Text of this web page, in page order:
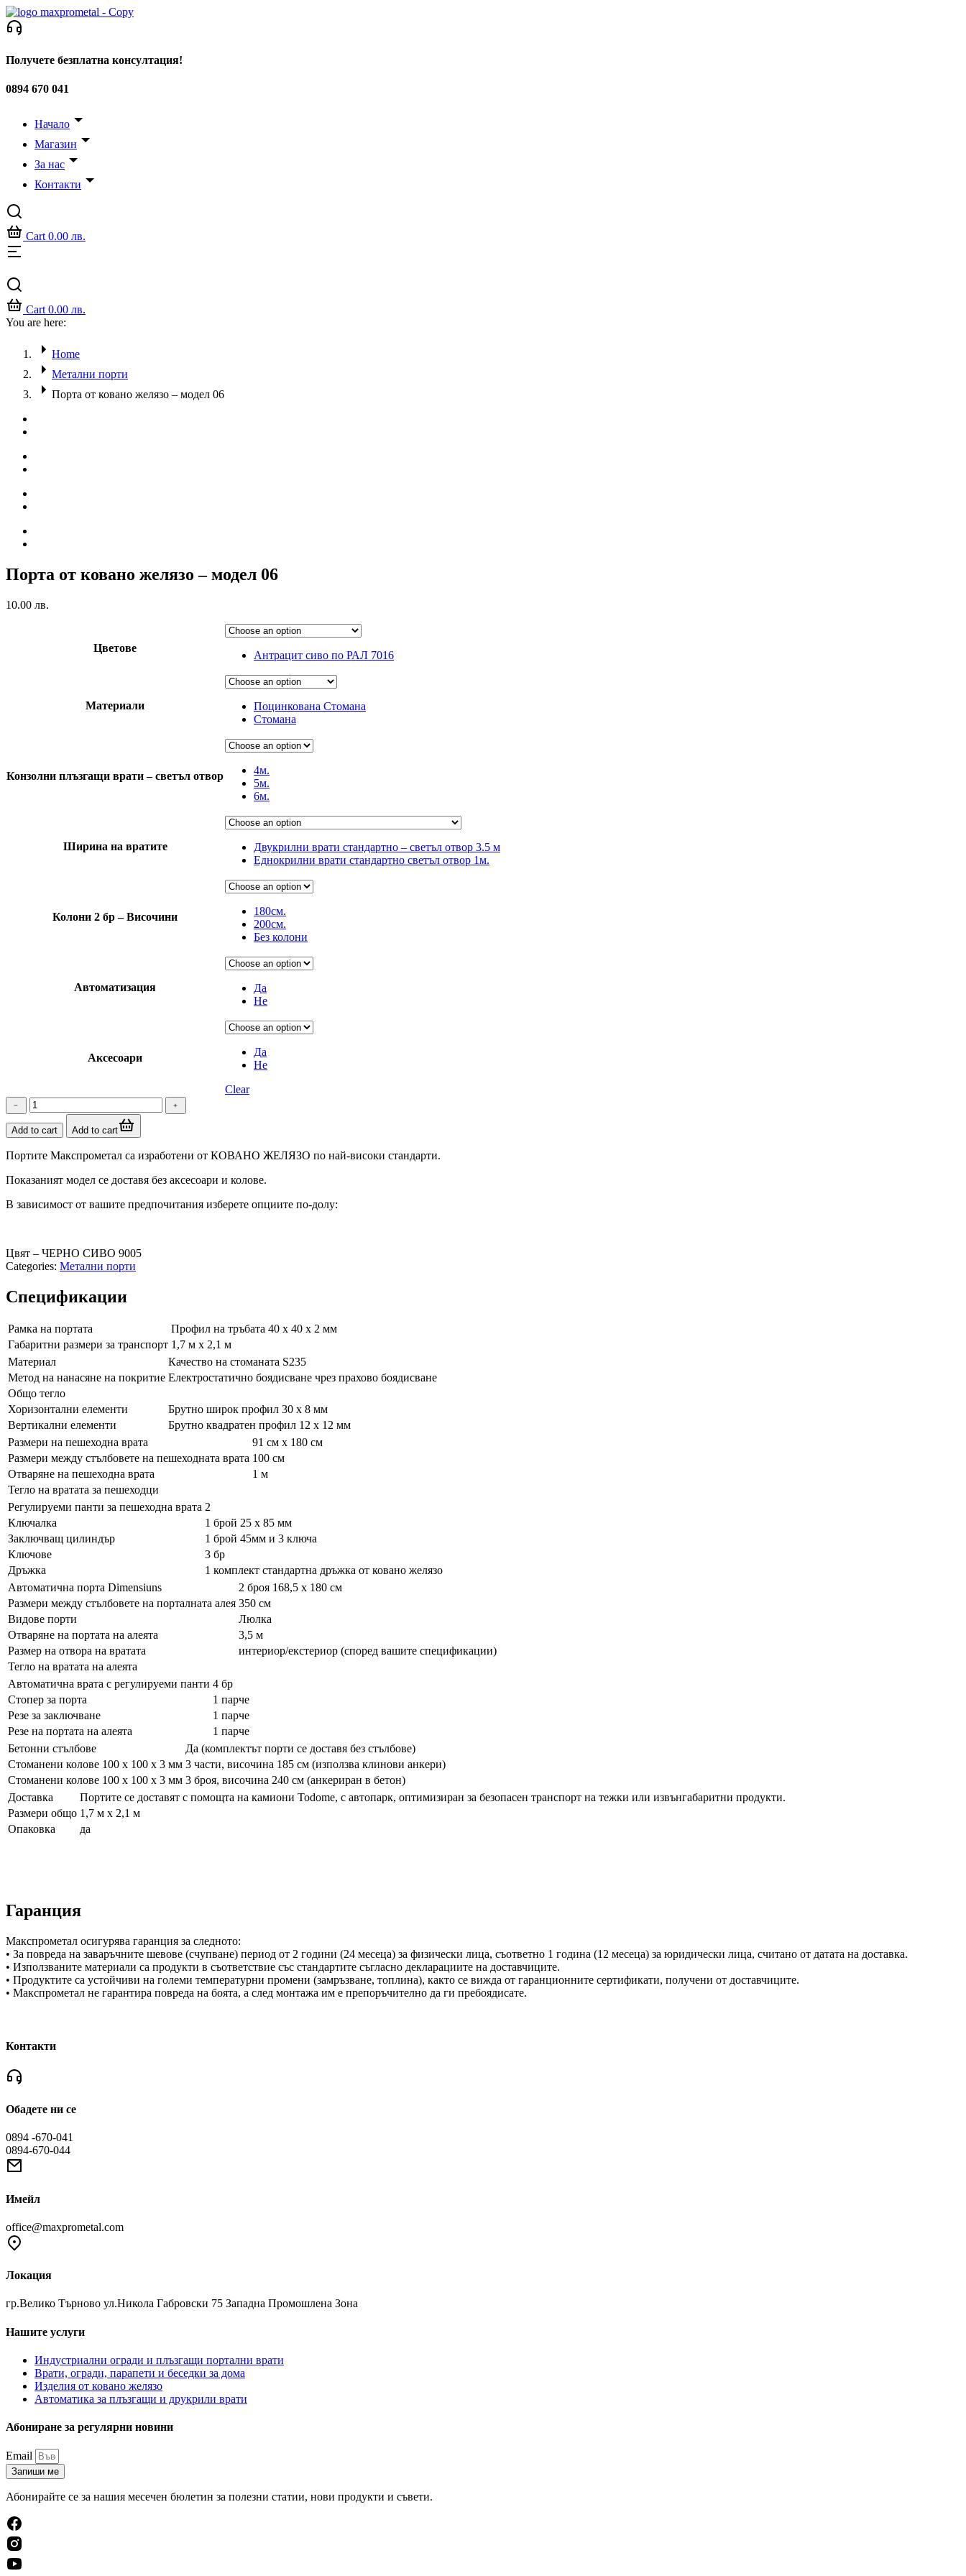
Skip
to
content
Получете безплатна консултация!
0894 670 041
Начало
Магазин
За нас
Контакти
Cart 0.00 лв.
Cart 0.00 лв.
You are here:
Home
Метални порти
Порта от ковано желязо – модел 06
Порта от ковано желязо – модел 06
10.00 лв.
Цветове
Антрацит сиво по РАЛ 7016
Материали
Поцинкована Стомана
Стомана
Конзолни плъзгащи врати – светъл отвор
4м.
5м.
6м.
Ширина на вратите
Двукрилни врати стандартно – светъл отвор 3.5 м
Еднокрилни врати стандартно светъл отвор 1м.
Колони 2 бр – Височини
180см.
200см.
Без колони
Автоматизация
Да
Не
Аксесоари
Да
Не
Clear
Порта
от
ковано
желязо
-
06
Add to cart Add to cart
Портите Макспрометал са изработени от КОВАНО ЖЕЛЯЗО по най-високи стандарти.
Показаният модел се доставя без аксесоари и колове.
В зависимост от вашите предпочитания изберете опциите по-долу:
Цвят – ЧЕРНО СИВО 9005
Categories: Метални порти
Спецификации
Рамка на портата
Профил на тръбата 40 х 40 х 2 мм
Габаритни размери за транспорт 1,7 м х 2,1 м
Материал
Качество на стоманата S235
Метод на нанасяне на покритие Електростатично боядисване чрез прахово боядисване
Общо тегло
Хоризонтални елементи
Брутно широк профил 30 х 8 мм
Вертикални елементи
Брутно квадратен профил 12 х 12 мм
Размери на пешеходна врата
91 см х 180 см
Размери между стълбовете на пешеходната врата 100 см
Отваряне на пешеходна врата
1 м
Тегло на вратата за пешеходци
Регулируеми панти за пешеходна врата 2
Ключалка
1 брой 25 х 85 мм
Заключващ цилиндър
1 брой 45мм и 3 ключа
Ключове
3 бр
Дръжка
1 комплект стандартна дръжка от ковано желязо
Автоматична порта Dimensiuns
2 броя 168,5 х 180 см
Размери между стълбовете на порталната алея 350 см
Видове порти
Люлка
Отваряне на портата на алеята
3,5 м
Размер на отвора на вратата
интериор/екстериор (според вашите спецификации)
Тегло на вратата на алеята
Автоматична врата с регулируеми панти 4 бр
Стопер за порта
1 парче
Резе за заключване
1 парче
Резе на портата на алеята
1 парче
Бетонни стълбове
Да (комплектът порти се доставя без стълбове)
Стоманени колове 100 х 100 х 3 мм 3 части, височина 185 см (използва клинови анкери)
Стоманени колове 100 х 100 х 3 мм 3 броя, височина 240 см (анкериран в бетон)
Доставка
Портите се доставят с помощта на камиони Todome, с автопарк, оптимизиран за безопасен транспорт на тежки или извънгабаритни продукти.
Размери общо 1,7 м х 2,1 м
Опаковка
да
Гаранция
Макспрометал осигурява гаранция за следното:
• За повреда на заваръчните шевове (счупване) период от 2 години (24 месеца) за физически лица, съответно 1 година (12 месеца) за юридически лица, считано от датата на доставка.
• Използваните материали са продукти в съответствие със стандартите съгласно декларациите на доставчиците.
• Продуктите са устойчиви на големи температурни промени (замръзване, топлина), както се вижда от гаранционните сертификати, получени от доставчиците.
• Макспрометал не гарантира повреда на боята, а след монтажа им е препоръчително да ги пребоядисате.
Контакти
Обадете ни се
0894 -670-041
0894-670-044
Имейл
office@maxprometal.com
Локация
гр.Велико Търново ул.Никола Габровски 75 Западна Промошлена Зона
Нашите услуги
Индустриални огради и плъзгащи портални врати
Врати, огради, парапети и беседки за дома
Изделия от ковано желязо
Автоматика за плъзгащи и друкрили врати
Абониране за регулярни новини
Email
Запиши ме
Абонирайте се за нашия месечен бюлетин за полезни статии, нови продукти и съвети.